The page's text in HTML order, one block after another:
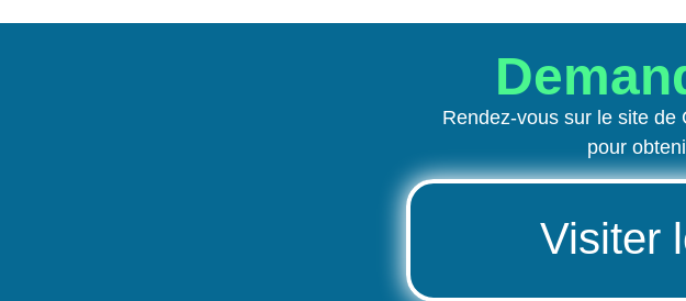
Rendez-vous sur le site de
pour
Visiter